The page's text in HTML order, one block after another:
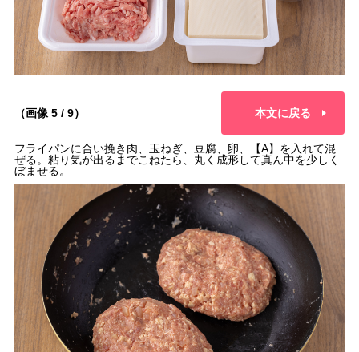
（画像 5 / 9） 本文に戻る
フライパンに合い挽き肉、玉ねぎ、豆腐、卵、【A】を入れて混
ぜる。粘り気が出るまでこねたら、丸く成形して真ん中を少しく
ぼませる。